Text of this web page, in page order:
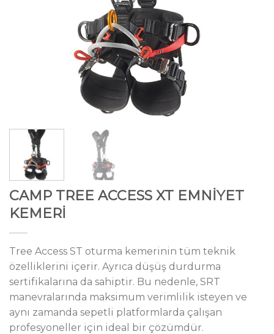
CAMP TREE ACCESS XT EMNİYET
KEMERİ
Tree Access ST oturma kemerinin tüm teknik
özelliklerini içerir. Ayrıca düşüş durdurma
sertifikalarına da sahiptir. Bu nedenle, SRT
manevralarında maksimum verimlilik isteyen ve
aynı zamanda sepetli platformlarda çalışan
profesyoneller için ideal bir çözümdür.